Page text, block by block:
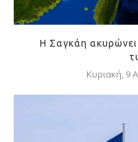
Η Σαγκάη
Κυριακή, 9